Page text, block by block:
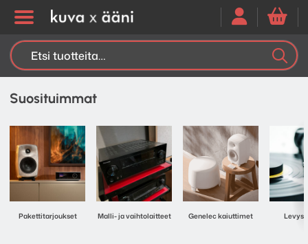
Etsi:
Suosituimmat
Pakettitarjoukset Malli- ja vaihtolaitteet Genelec kaiuttimet